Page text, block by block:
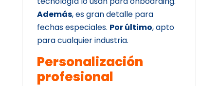
Además, es gran detalle para
fechas especiales. Por último, apto
para cualquier industria.
Personalización
profesional